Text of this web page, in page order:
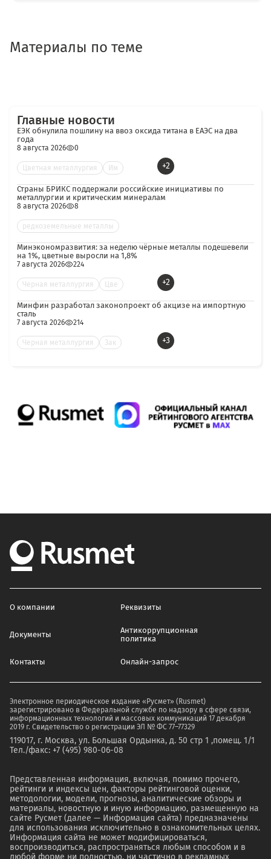
Материалы по теме
Главные новости
ЕЭК обнулила пошлину на ввоз оксида титана в ЕАЭС на два
года
8 августа 2026 0
Цветная металлургия Им +2
Страны БРИКС поддержали российские инициативы по
металлургии и критическим минералам
8 августа 2026 8
редкоземельные металлы
Минэкономразвития: за неделю чёрные металлы подешевели
на 1%, цветные выросли на 1,8%
7 августа 2026 224
Черная металлургия Цве +2
Минфин разработал законопроект об акцизе на импортную
сталь
7 августа 2026 214
Черная металлургия Зак +3
О компании Реквизиты
Документы
Антикоррупционная
политика
Контакты Онлайн-запрос
Электронное периодическое издание «Русмет» (Rusmet)
зарегистрировано в Федеральной службе по надзору в сфере связи,
информационных технологий и массовых коммуникаций 17 декабря
2019 г. Свидетельство о регистрации ЭЛ № ФС 77–77329
119017, г. Москва, ул. Большая Ордынка, д. 50 стр 1 ,помещ. 1/1
Тел./факс: +7 (495) 980-06-08
Представленная информация, включая, помимо прочего,
рейтинги и индексы цен, факторы рейтинговой оценки,
методологии, модели, прогнозы, аналитические обзоры и
материалы, новостную и иную информацию, размещенную на
сайте Русмет (далее — Информация сайта) предназначены
для использования исключительно в ознакомительных целях.
Информация сайта не может модифицироваться,
воспроизводиться, распространяться любым способом и в
любой форме ни полностью, ни частично в рекламных